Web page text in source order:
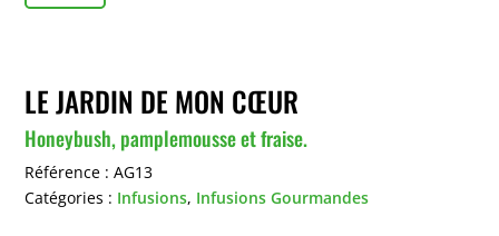
LE JARDIN DE MON CŒUR
Honeybush, pamplemousse et fraise.
Référence :AG13
Catégories : Infusions, Infusions Gourmandes